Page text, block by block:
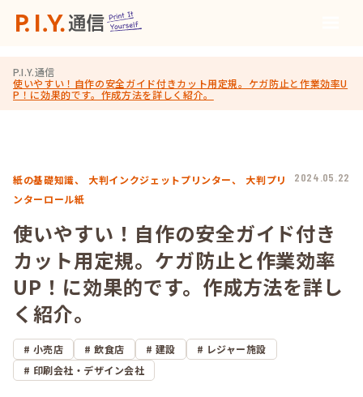
P.I.Y.通信
使いやすい！自作の安全ガイド付きカット用定規。ケガ防止と作業効率U
P！に効果的です。作成方法を詳しく紹介。
紙の基礎知識、 大判インクジェットプリンター、
大判プリ
ンターロール紙
2024.05.22
使いやすい！自作の安全ガイド付き
カット用定規。ケガ防止と作業効率
UP！に効果的です。作成方法を詳し
く紹介。
小売店 飲食店 建設
レジャー施設
印刷会社・デザイン会社